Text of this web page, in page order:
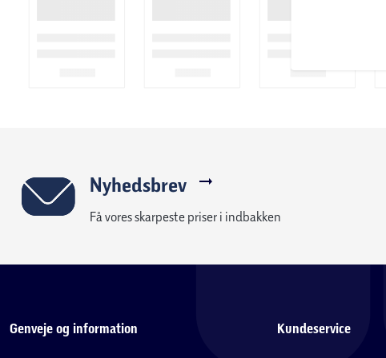
Nyhedsbrev
Få vores skarpeste priser i indbakken
Genveje og information Kundeservice